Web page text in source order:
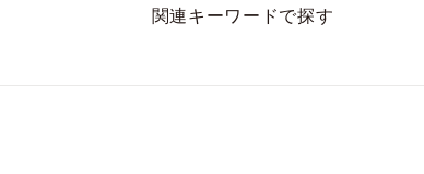
関連キーワードで探す